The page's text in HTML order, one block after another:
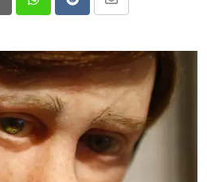
PinterestWhatsappRedditShare
Email